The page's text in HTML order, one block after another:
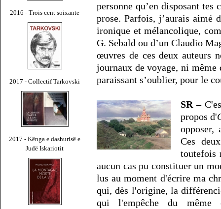
2016 - Trois cent soixante
2017 - Collectif Tarkovski
2017 - Kënga e dashurisë e
Judë Iskariotit
personne qu’en disposant tes
prose. Parfois, j’aurais aimé
ironique et mélancolique,
G. Sebald ou d’un Claudio
œuvres de ces deux auteurs
journaux de voyage, ni
paraissant s’oublier, pour le
SR –
propos d'
opposer,
Ces
toutefois
aucun cas pu constituer un
lus au moment d'écrire ma
qui, dès l'origine, la
qui l'empêche du